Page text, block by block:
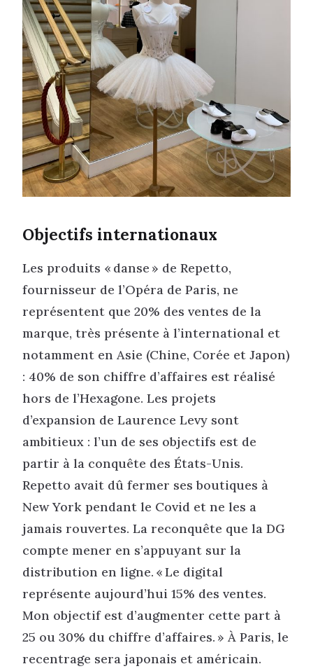
Objectifs internationaux
Les produits « danse » de Repetto,
fournisseur de l’Opéra de Paris, ne
représentent que 20% des ventes de la
marque, très présente à l’international et
notamment en Asie (Chine, Corée et Japon)
: 40% de son chiffre d’affaires est réalisé
hors de l’Hexagone. Les projets
d’expansion de Laurence Levy sont
ambitieux : l’un de ses objectifs est de
partir à la conquête des États-Unis.
Repetto avait dû fermer ses boutiques à
New York pendant le Covid et ne les a
jamais rouvertes. La reconquête que la DG
compte mener en s’appuyant sur la
distribution en ligne. « Le digital
représente aujourd’hui 15% des ventes.
Mon objectif est d’augmenter cette part à
25 ou 30% du chiffre d’affaires. » À Paris, le
recentrage sera japonais et américain.